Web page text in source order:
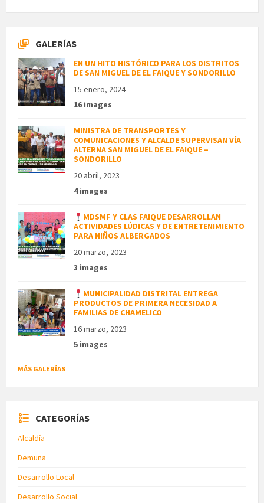
GALERÍAS
EN UN HITO HISTÓRICO PARA LOS DISTRITOS
DE SAN MIGUEL DE EL FAIQUE Y SONDORILLO
15 enero, 2024
16 images
MINISTRA DE TRANSPORTES Y
COMUNICACIONES Y ALCALDE SUPERVISAN VÍA
ALTERNA SAN MIGUEL DE EL FAIQUE –
SONDORILLO
20 abril, 2023
4 images
MDSMF Y CLAS FAIQUE DESARROLLAN
ACTIVIDADES LÚDICAS Y DE ENTRETENIMIENTO
PARA NIÑOS ALBERGADOS
20 marzo, 2023
3 images
MUNICIPALIDAD DISTRITAL ENTREGA
PRODUCTOS DE PRIMERA NECESIDAD A
FAMILIAS DE CHAMELICO
16 marzo, 2023
5 images
MÁS GALERÍAS
CATEGORÍAS
Alcaldía
Demuna
Desarrollo Local
Desarrollo Social